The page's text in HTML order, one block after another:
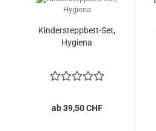
Kindersteppbett-Set,
Hygiena
ab 39,50 CHF